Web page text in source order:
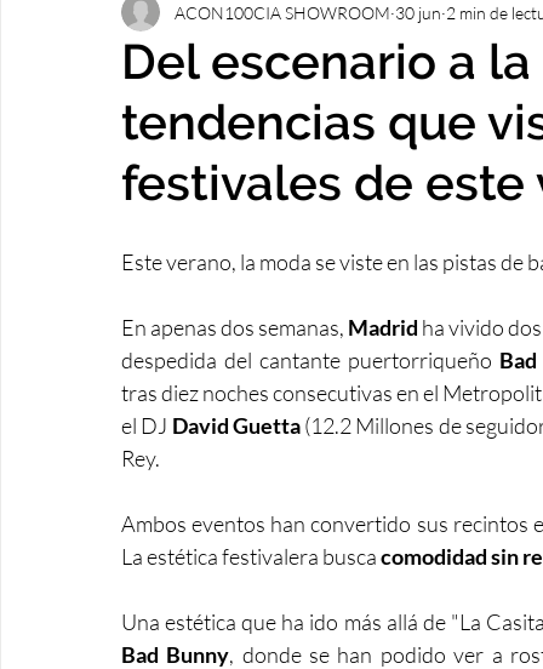
Del escenario a
tendencias que
festivales de este
ACON100CIA SHOWROOM 30 jun 2 min de
Este verano, la moda se viste en las pistas de
En apenas dos semanas, Madrid ha vivido
despedida del cantante puertorriqueño
tras diez noches consecutivas en el
el DJ David Guetta (12.2 Millones de
Rey.
Ambos eventos han convertido sus recintos
La estética festivalera busca comodidad sin
Bad Bunny, donde se han podido ver a